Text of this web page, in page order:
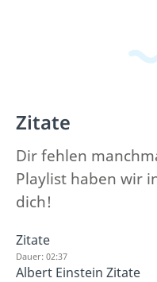
Zitate
Dir fehlen
Playlist haben wir
dich!
Zitate
Dauer: 02:37
Albert Einstein Zitate